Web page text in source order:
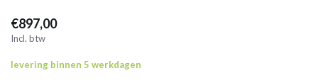
€897,00
Incl. btw
levering binnen 5 werkdagen